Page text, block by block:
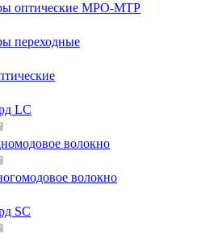
оптические MPO-MTP
переходные
LC
волокно
волокно
SC